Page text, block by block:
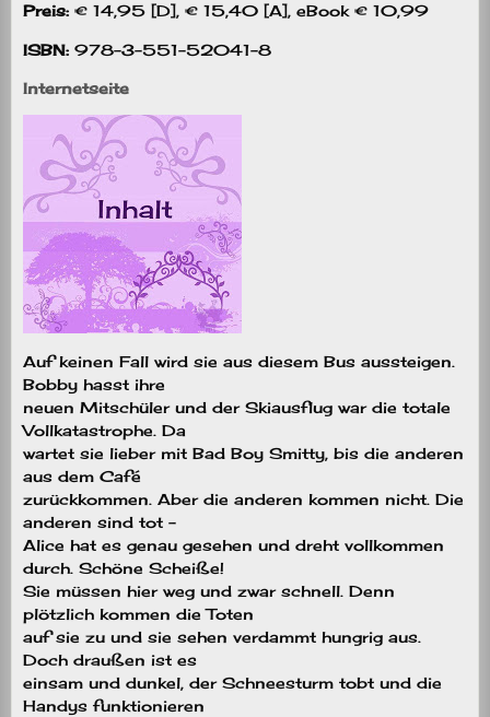
Preis: € 14,95 [D], € 15,40 [A], eBook € 10,99
ISBN: 978-3-551-52041-8
Internetseite
Auf keinen Fall wird sie aus diesem Bus aussteigen.
Bobby hasst ihre
neuen Mitschüler und der Skiausflug war die totale
Vollkatastrophe. Da
wartet sie lieber mit Bad Boy Smitty, bis die anderen
aus dem Café
zurückkommen. Aber die anderen kommen nicht. Die
anderen sind tot –
Alice hat es genau gesehen und dreht vollkommen
durch. Schöne Scheiße!
Sie müssen hier weg und zwar schnell. Denn
plötzlich kommen die Toten
auf sie zu und sie sehen verdammt hungrig aus.
Doch draußen ist es
einsam und dunkel, der Schneesturm tobt und die
Handys funktionieren